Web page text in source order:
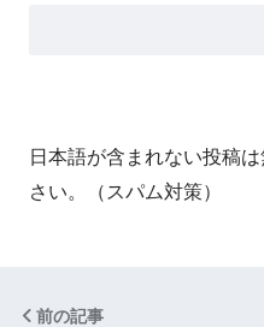
日本語が含まれない投稿
さい。（スパム対策）
前の記事